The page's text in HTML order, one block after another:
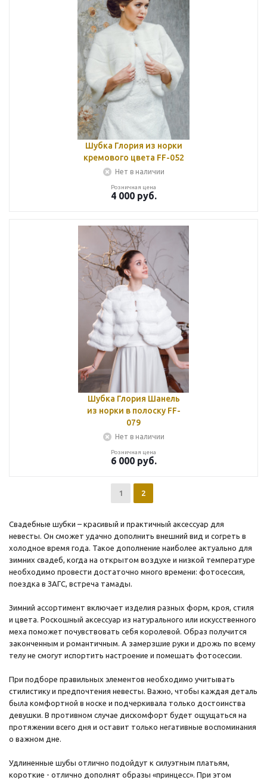
Шубка Глория из норки
кремового цвета FF-052
Нет в наличии
Розничная цена
4 000руб.
Шубка Глория Шанель
из норки в полоску FF-
079
Нет в наличии
Розничная цена
6 000руб.
1 2
Свадебные шубки – красивый и практичный аксессуар для
невесты. Он сможет удачно дополнить внешний вид и согреть в
холодное время года. Такое дополнение наиболее актуально для
зимних свадеб, когда на открытом воздухе и низкой температуре
необходимо провести достаточно много времени: фотосессия,
поездка в ЗАГС, встреча тамады.
Зимний ассортимент включает изделия разных форм, кроя, стиля
и цвета. Роскошный аксессуар из натурального или искусственного
меха поможет почувствовать себя королевой. Образ получится
законченным и романтичным. А замерзшие руки и дрожь по всему
телу не смогут испортить настроение и помешать фотосессии.
При подборе правильных элементов необходимо учитывать
стилистику и предпочтения невесты. Важно, чтобы каждая деталь
была комфортной в носке и подчеркивала только достоинства
девушки. В противном случае дискомфорт будет ощущаться на
протяжении всего дня и оставит только негативные воспоминания
о важном дне.
Удлиненные шубы отлично подойдут к силуэтным платьям,
короткие - отлично дополнят образы «принцесс». При этом